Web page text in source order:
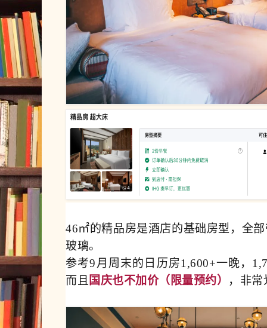
46㎡的精品房是酒店的基础房型，全
玻璃。
参考9月周末的日历房1,600+一晚，
而且 国庆也不加价（限量预约） ，非